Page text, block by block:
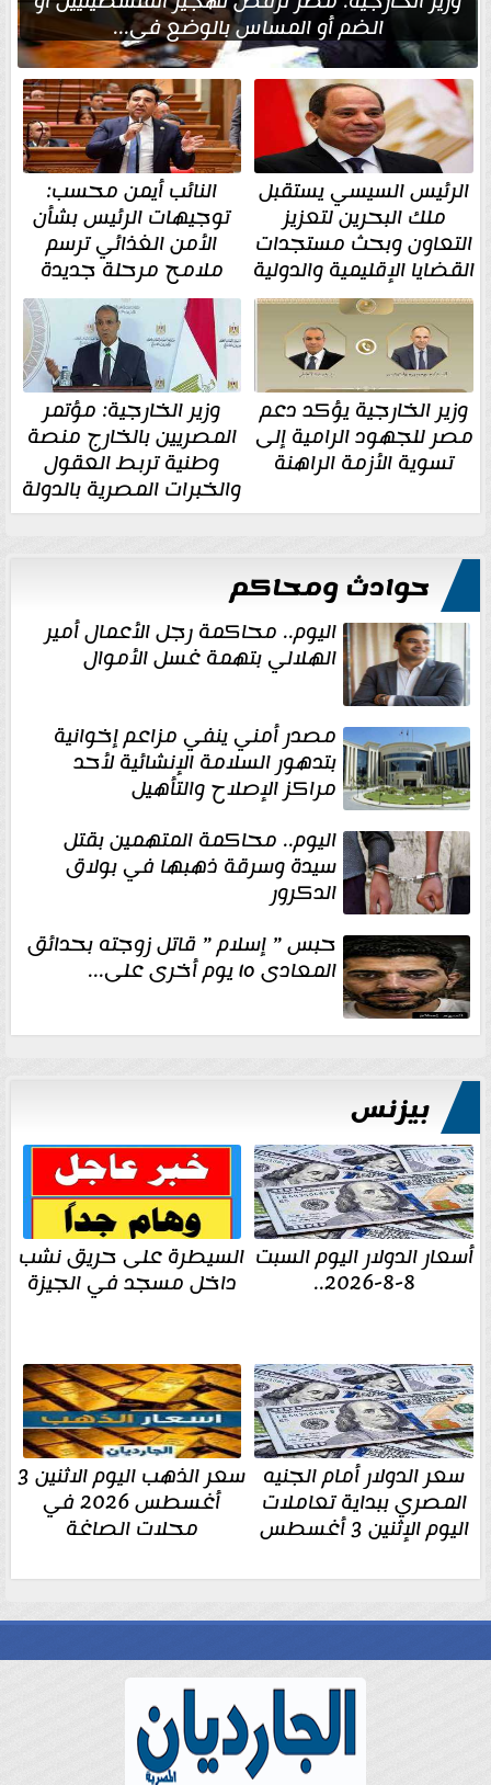
الضم أو المساس بالوضع في...
الرئيس السيسي يستقبل
ملك البحرين لتعزيز
التعاون وبحث مستجدات
القضايا الإقليمية والدولية
النائب أيمن محسب:
توجيهات الرئيس بشأن
الأمن الغذائي ترسم
ملامح مرحلة جديدة
وزير الخارجية يؤكد دعم
مصر للجهود الرامية إلى
تسوية الأزمة الراهنة
وزير الخارجية: مؤتمر
المصريين بالخارج منصة
وطنية تربط العقول
والخبرات المصرية بالدولة
حوادث ومحاكم
اليوم.. محاكمة رجل الأعمال أمير
الهلالي بتهمة غسل الأموال
مصدر أمني ينفي مزاعم إخوانية
بتدهور السلامة الإنشائية لأحد
مراكز الإصلاح والتأهيل
اليوم.. محاكمة المتهمين بقتل
سيدة وسرقة ذهبها في بولاق
الدكرور
حبس ” إسلام ” قاتل زوجته بحدائق
المعادى ١٥ يوم أخرى على...
بيزنس
أسعار الدولار اليوم السبت
8-8-2026..
السيطرة على حريق نشب
داخل مسجد في الجيزة
سعر الدولار أمام الجنيه
المصري ببداية تعاملات
اليوم الإثنين 3 أغسطس
سعر الذهب اليوم الاثنين 3
أغسطس 2026 في
محلات الصاغة